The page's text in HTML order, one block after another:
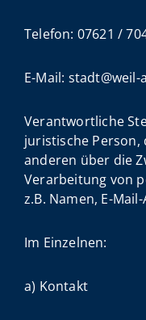
Telefon: 07621 /
E-Mail:
Verantwortliche
juristische
anderen über die
Verarbeitung von
z.B. Namen, E-
Im Einzelnen:
a) Kontakt